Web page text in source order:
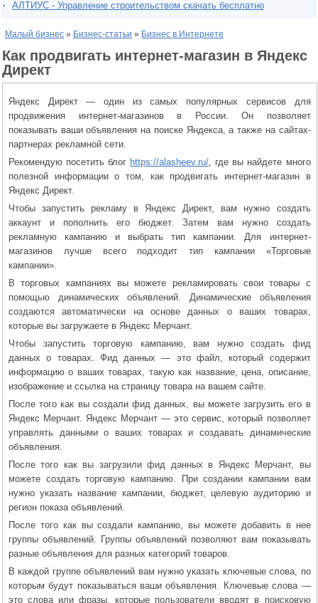
АЛТИУС - Управление строительством скачать бесплатно
Малый бизнес » Бизнес-статьи » Бизнес в Интернете
Как продвигать интернет-магазин в Яндекс
Директ
Яндекс Директ — один из самых популярных сервисов для
продвижения интернет-магазинов в России. Он позволяет
показывать ваши объявления на поиске Яндекса, а также на сайтах-
партнерах рекламной сети.
Рекомендую посетить блог https://alasheev.ru/ , где вы найдете много
полезной информации о том, как продвигать интернет-магазин в
Яндекс Директ.
Чтобы запустить рекламу в Яндекс Директ, вам нужно создать
аккаунт и пополнить его бюджет. Затем вам нужно создать
рекламную кампанию и выбрать тип кампании. Для интернет-
магазинов лучше всего подходит тип кампании «Торговые
кампании».
В торговых кампаниях вы можете рекламировать свои товары с
помощью динамических объявлений. Динамические объявления
создаются автоматически на основе данных о ваших товарах,
которые вы загружаете в Яндекс Мерчант.
Чтобы запустить торговую кампанию, вам нужно создать фид
данных о товарах. Фид данных — это файл, который содержит
информацию о ваших товарах, такую как название, цена, описание,
изображение и ссылка на страницу товара на вашем сайте.
После того как вы создали фид данных, вы можете загрузить его в
Яндекс Мерчант. Яндекс Мерчант — это сервис, который позволяет
управлять данными о ваших товарах и создавать динамические
объявления.
После того как вы загрузили фид данных в Яндекс Мерчант, вы
можете создать торговую кампанию. При создании кампании вам
нужно указать название кампании, бюджет, целевую аудиторию и
регион показа объявлений.
После того как вы создали кампанию, вы можете добавить в нее
группы объявлений. Группы объявлений позволяют вам показывать
разные объявления для разных категорий товаров.
В каждой группе объявлений вам нужно указать ключевые слова, по
которым будут показываться ваши объявления. Ключевые слова —
это слова или фразы, которые пользователи вводят в поисковую